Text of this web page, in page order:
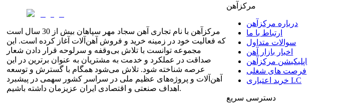
مرکزآهن با نام تجاری آهن سجاد مهر سپاهان بیش از 30 سال است
که فعالیت خود در زمینه خرید و فروش آهن‌آلات آغاز کرده است. این
مجموعه توانست با تلاش بی‌وقفه و سرلوحه قرار دادن شعار
صداقت در عملکرد و خدمت به مشتریان به عنوان برترین در این
عرصه شناخته شود. تلاش می‌شود همگام با گسترش و توسعه
آهن‌آلات و پروژه‌های عظیم ملی در سراسر کشور سهمی در پیشبرد
اهداف صنعتی و اقتصادی ایران عزیزمان داشته باشیم.
مرکزآهن
درباره مرکزآهن
ارتباط با ما
سوالات متداول
اخبار بازار آهن
اپلیکیشن مرکزآهن
فرصت های شغلی
خرید اعتباری LC
دسترسی سریع